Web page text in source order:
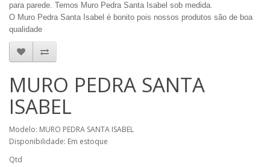
para parede. Temos Muro Pedra Santa Isabel sob medida.
O Muro Pedra Santa Isabel é bonito pois nossos produtos são de boa
qualidade
MURO PEDRA SANTA
ISABEL
Modelo: MURO PEDRA SANTA ISABEL
Disponibilidade: Em estoque
Qtd